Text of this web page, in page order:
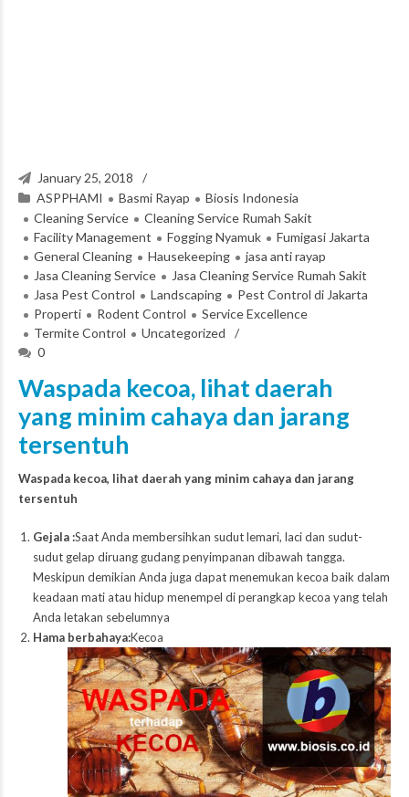
January 25, 2018
ASPPHAMI
Basmi Rayap
Biosis Indonesia
Cleaning Service
Cleaning Service Rumah Sakit
Facility Management
Fogging Nyamuk
Fumigasi Jakarta
General Cleaning
Hausekeeping
jasa anti rayap
Jasa Cleaning Service
Jasa Cleaning Service Rumah Sakit
Jasa Pest Control
Landscaping
Pest Control di Jakarta
Properti
Rodent Control
Service Excellence
Termite Control
Uncategorized
0
Waspada kecoa, lihat daerah
yang minim cahaya dan jarang
tersentuh
Waspada kecoa, lihat daerah yang minim cahaya dan jarang
tersentuh
Gejala :Saat Anda membersihkan sudut lemari, laci dan sudut-
sudut gelap diruang gudang penyimpanan dibawah tangga.
Meskipun demikian Anda juga dapat menemukan kecoa baik dalam
keadaan mati atau hidup menempel di perangkap kecoa yang telah
Anda letakan sebelumnya
Hama berbahaya:Kecoa